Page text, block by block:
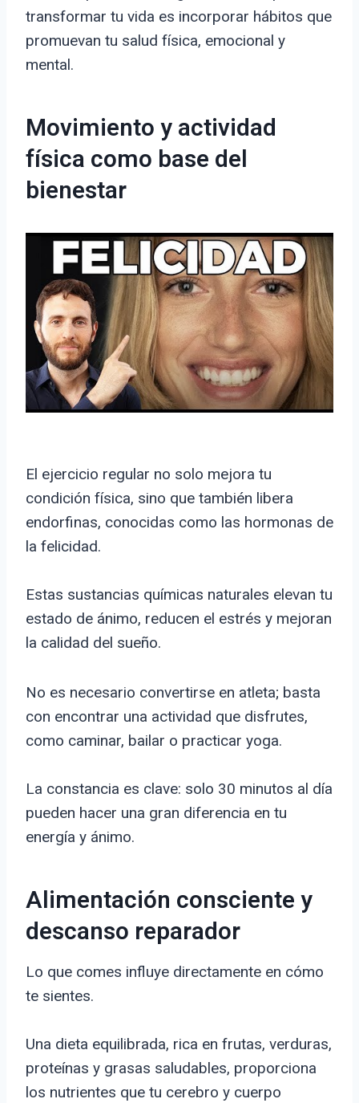
transformar tu vida es incorporar hábitos que
promuevan tu salud física, emocional y
mental.
Movimiento y actividad
física como base del
bienestar
El ejercicio regular no solo mejora tu
condición física, sino que también libera
endorfinas, conocidas como las hormonas de
la felicidad.
Estas sustancias químicas naturales elevan tu
estado de ánimo, reducen el estrés y mejoran
la calidad del sueño.
No es necesario convertirse en atleta; basta
con encontrar una actividad que disfrutes,
como caminar, bailar o practicar yoga.
La constancia es clave: solo 30 minutos al día
pueden hacer una gran diferencia en tu
energía y ánimo.
Alimentación consciente y
descanso reparador
Lo que comes influye directamente en cómo
te sientes.
Una dieta equilibrada, rica en frutas, verduras,
proteínas y grasas saludables, proporciona
los nutrientes que tu cerebro y cuerpo